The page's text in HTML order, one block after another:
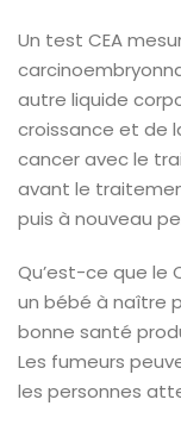
Un test CEA
autre liquide
croissance et de
cancer avec le
avant le
puis à nouveau
Qu’est-ce que le
un bébé à naître
bonne santé
Les fumeurs
les personnes